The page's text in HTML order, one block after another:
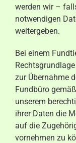
werden wir –
notwendigen
weitergeben.
Bei einem
zur Übernahme
Fundbüro
unserem
ihrer Daten die
auf die
vornehmen zu